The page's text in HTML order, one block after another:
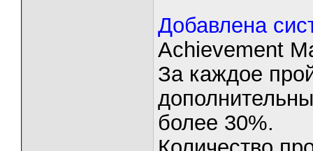
Добавлена
Achievement
За каждое
более 30%.